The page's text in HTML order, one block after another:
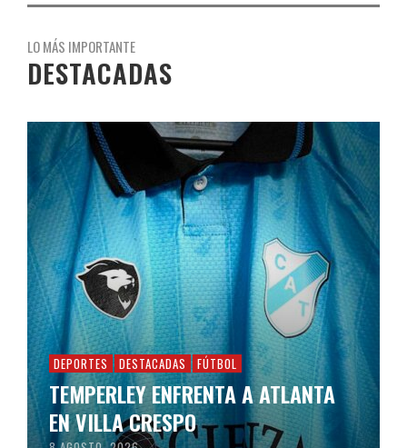
LO MÁS IMPORTANTE
DESTACADAS
DEPORTES DESTACADAS FÚTBOL
TEMPERLEY ENFRENTA A ATLANTA
EN VILLA CRESPO